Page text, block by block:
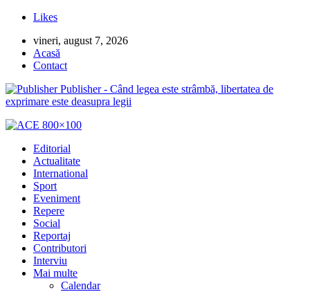
Likes
vineri, august 7, 2026
Acasă
Contact
Publisher - Când legea este strâmbă, libertatea de
exprimare este deasupra legii
Editorial
Actualitate
International
Sport
Eveniment
Repere
Social
Reportaj
Contributori
Interviu
Mai multe
Calendar